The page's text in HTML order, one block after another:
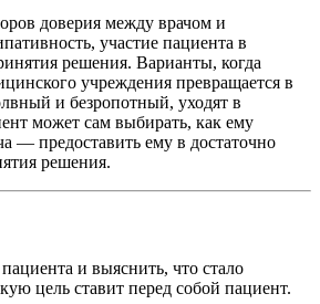
доверия между врачом и
участие пациента в
решения. Варианты, когда
учреждения превращается в
и безропотный, уходят в
может сам выбирать, как ему
— предоставить ему в достаточно
решения.
и выяснить, что стало
цель ставит перед собой пациент.